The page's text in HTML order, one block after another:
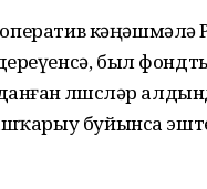
оператив
был
өлөшсөләр
буйынса